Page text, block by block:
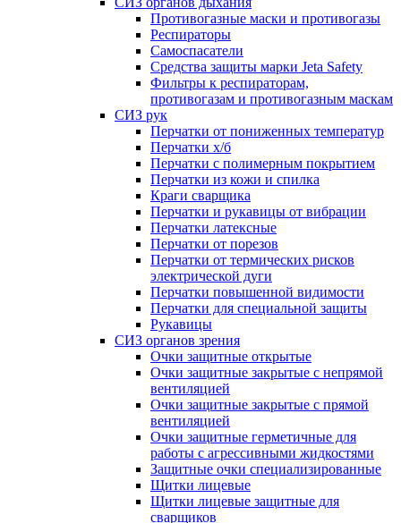
Противогазные маски и противогазы
Респираторы
Самоспасатели
Средства защиты марки Jeta Safety
Фильтры к респираторам,
противогазам и противогазным маскам
СИЗ рук
Перчатки от пониженных температур
Перчатки х/б
Перчатки с полимерным покрытием
Перчатки из кожи и спилка
Краги сварщика
Перчатки и рукавицы от вибрации
Перчатки латексные
Перчатки от порезов
Перчатки от термических рисков
электрической дуги
Перчатки повышенной видимости
Перчатки для специальной защиты
Рукавицы
СИЗ органов зрения
Очки защитные открытые
Очки защитные закрытые с непрямой
вентиляцией
Очки защитные закрытые с прямой
вентиляцией
Очки защитные герметичные для
работы с агрессивными жидкостями
Защитные очки специализированные
Щитки лицевые
Щитки лицевые защитные для
сварщиков